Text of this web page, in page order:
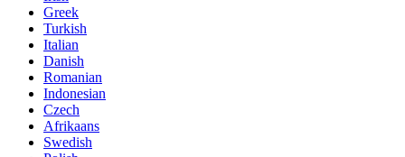
Greek
Turkish
Italian
Danish
Romanian
Indonesian
Czech
Afrikaans
Swedish